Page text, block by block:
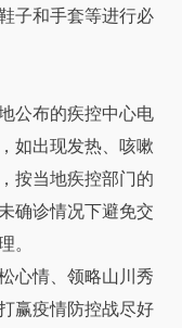
子和手套等进行必
布的疾控中心电
如出现发热、咳嗽
按当地疾控部门的
确诊情况下避免交
。
情、领略山川秀
赢疫情防控战尽好